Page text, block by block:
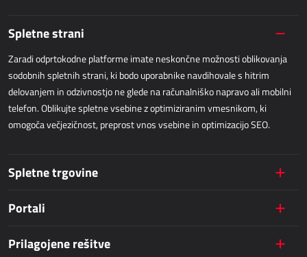
Power Logistics
TERENSKO DELO
AllForFieldService
JAVNE STORITVE
Spletne strani
Zaradi odprtokodne platforme imate neskončne možnosti oblikovanja
sodobnih spletnih strani, ki bodo uporabnike navdihovale s hitrim
delovanjem in odzivnostjo ne glede na računalniško napravo ali mobilni
telefon. Oblikujte spletne vsebine z optimiziranim vmesnikom, ki
omogoča večjezičnost, preprost vnos vsebine in optimizacijo SEO.
Spletne trgovine
Portali
Prilagojene rešitve